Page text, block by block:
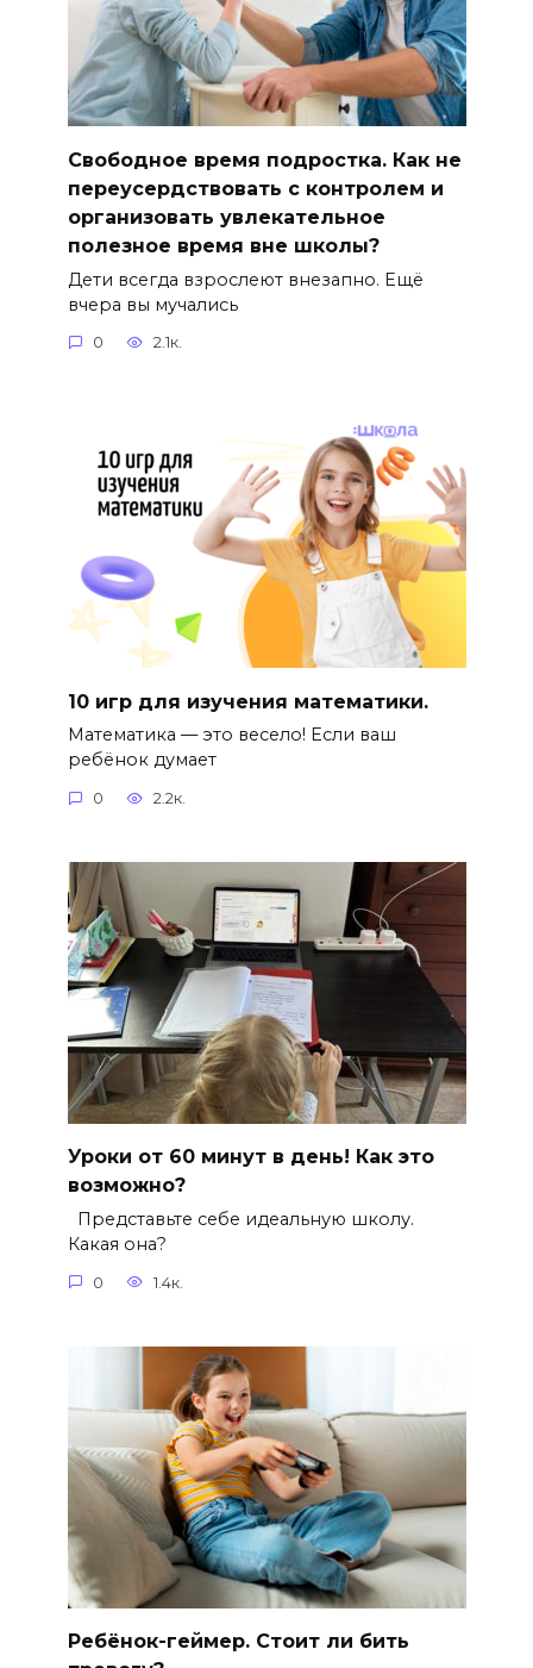
Свободное время подростка. Как не
переусердствовать с контролем и
организовать увлекательное
полезное время вне школы?
Дети всегда взрослеют внезапно. Ещё
вчера вы мучались
0 2.1к.
10 игр для изучения математики.
Математика — это весело! Если ваш
ребёнок думает
0 2.2к.
Уроки от 60 минут в день! Как это
возможно?
Представьте себе идеальную школу.
Какая она?
0 1.4к.
Ребёнок-геймер. Стоит ли бить